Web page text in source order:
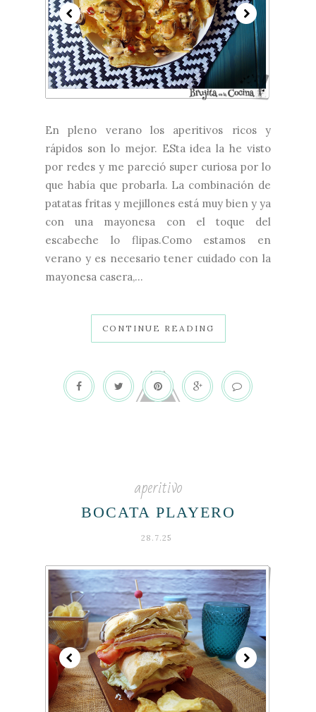
En pleno verano los aperitivos ricos y
rápidos son lo mejor. ESta idea la he visto
por redes y me pareció super curiosa por lo
que había que probarla. La combinación de
patatas fritas y mejillones está muy bien y ya
con una mayonesa con el toque del
escabeche lo flipas.Como estamos en
verano y es necesario tener cuidado con la
mayonesa casera,...
CONTINUE READING
aperitivo
BOCATA PLAYERO
28.7.25